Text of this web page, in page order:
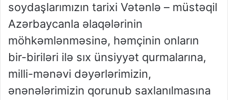
soydaşlarımızın tarixi Vətənlə – müstəqil
Azərbaycanla əlaqələrinin
möhkəmlənməsinə, həmçinin onların
bir-biriləri ilə sıx ünsiyyət qurmalarına,
milli-mənəvi dəyərlərimizin,
ənənələrimizin qorunub saxlanılmasına